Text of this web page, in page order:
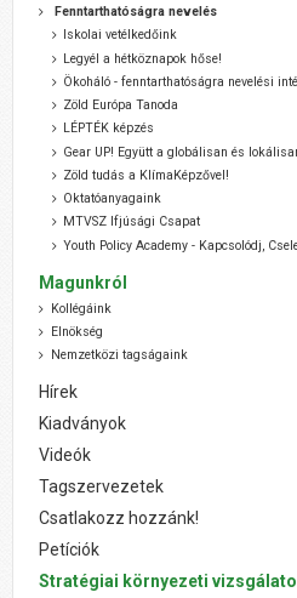
Fenntarthatóságra nevelés
Iskolai vetélkedőink
Legyél a hétköznapok hőse!
Ökoháló - fenntarthatóságra nevelési
Zöld Európa Tanoda
LÉPTÉK képzés
Gear UP! Együtt a globálisan és
Zöld tudás a KlímaKépzővel!
Oktatóanyagaink
MTVSZ Ifjúsági Csapat
Youth Policy Academy - Kapcsolódj,
Magunkról
Kollégáink
Elnökség
Nemzetközi tagságaink
Hírek
Kiadványok
Videók
Tagszervezetek
Csatlakozz hozzánk!
Petíciók
Stratégiai környezeti